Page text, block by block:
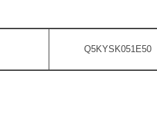
Q5KYSK051E50